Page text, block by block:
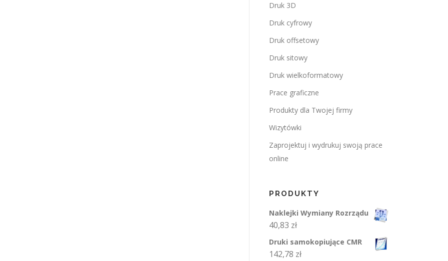
Druk 3D
Druk cyfrowy
Druk offsetowy
Druk sitowy
Druk wielkoformatowy
Prace graficzne
Produkty dla Twojej firmy
Wizytówki
Zaprojektuj i wydrukuj swoją prace
online
PRODUKTY
Naklejki Wymiany Rozrządu
40,83 zł
Druki samokopiujące CMR
142,78 zł